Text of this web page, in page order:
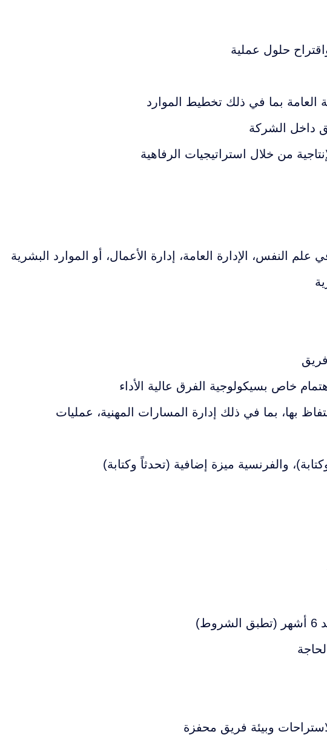
حلول عملية
العامة بما في ذلك تخطيط الموارد
داخل الشركة
من خلال استراتيجيات الرفاهية
النفس، الإدارة العامة، إدارة الأعمال، أو الموارد البشرية
خاص بسيكولوجية الفرق عالية الأداء
بها، بما في ذلك إدارة المسارات المهنية، عمليات
والفرنسية ميزة إضافية (تحدثاً وكتابة)
وبيئة فريق محفزة